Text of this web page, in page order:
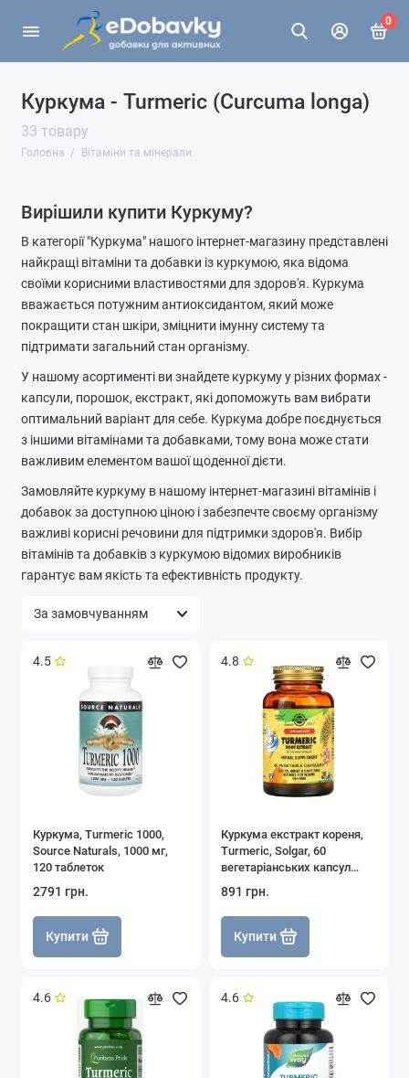
0
Куркума - Turmeric (Curcuma longa)
33 товару
Головна Вітаміни та мінерали
Вирішили купити Куркуму?
В категорії "Куркума" нашого інтернет-магазину представлені
найкращі вітаміни та добавки із куркумою, яка відома
своїми корисними властивостями для здоров'я. Куркума
вважається потужним антиоксидантом, який може
покращити стан шкіри, зміцнити імунну систему та
підтримати загальний стан організму.
У нашому асортименті ви знайдете куркуму у різних формах -
капсули, порошок, екстракт, які допоможуть вам вибрати
оптимальний варіант для себе. Куркума добре поєднується
з іншими вітамінами та добавками, тому вона може стати
важливим елементом вашої щоденної дієти.
Замовляйте куркуму в нашому інтернет-магазині вітамінів і
добавок за доступною ціною і забезпечте своєму організму
важливі корисні речовини для підтримки здоров'я. Вибір
вітамінів та добавків з куркумою відомих виробників
гарантує вам якість та ефективність продукту.
4.5
Куркума, Turmeric 1000,
Source Naturals, 1000 мг,
120 таблеток
2791 грн.
Купити
4.8
Куркума екстракт кореня,
Turmeric, Solgar, 60
вегетаріанських капсул
891 грн.
Купити
4.6 4.6